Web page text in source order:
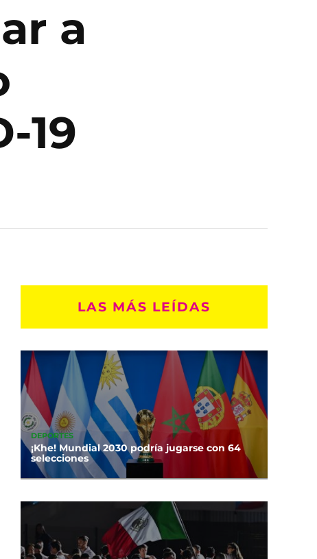
a
19
LAS MÁS LEÍDAS
DEPORTES
¡Khe! Mundial 2030 podría jugarse con 64
selecciones